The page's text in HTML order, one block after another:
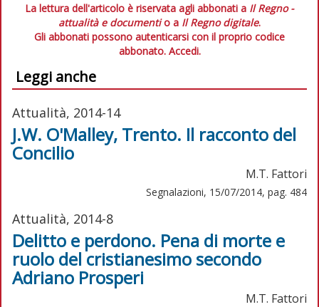
La lettura dell'articolo è riservata agli abbonati a Il Regno -
attualità e documentio a Il Regno digitale.
Gli abbonati possono autenticarsi con il proprio codice
abbonato. Accedi.
Leggi anche
Attualità, 2014-14
J.W. O'Malley, Trento. Il racconto del
Concilio
M.T. Fattori
Segnalazioni, 15/07/2014, pag. 484
Attualità, 2014-8
Delitto e perdono. Pena di morte e
ruolo del cristianesimo secondo
Adriano Prosperi
M.T. Fattori